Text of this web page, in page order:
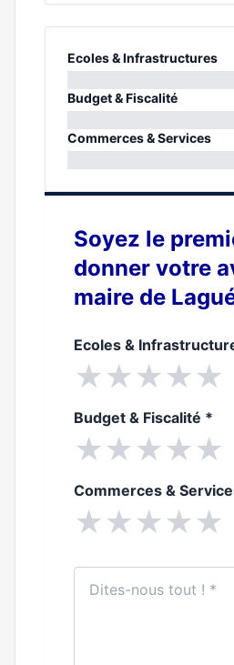
Ecoles & Infrastructures
0%
Budget & Fiscalité
0%
Commerces & Services
Soyez le
donner votre
maire de
Ecoles &
★★★★★
Budget & Fiscalité *
★★★★★
Commerces &
★★★★★